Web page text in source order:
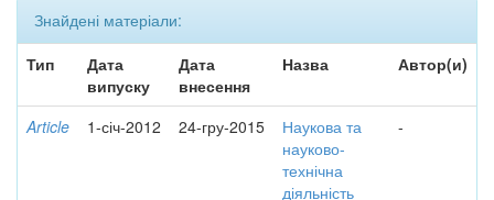
Знайдені матеріали:
Тип
Дата
випуску
Дата
внесення
Назва Автор(и)
Article 1-січ-2012 24-гру-2015
Наукова та
науково-
технічна
діяльність
-